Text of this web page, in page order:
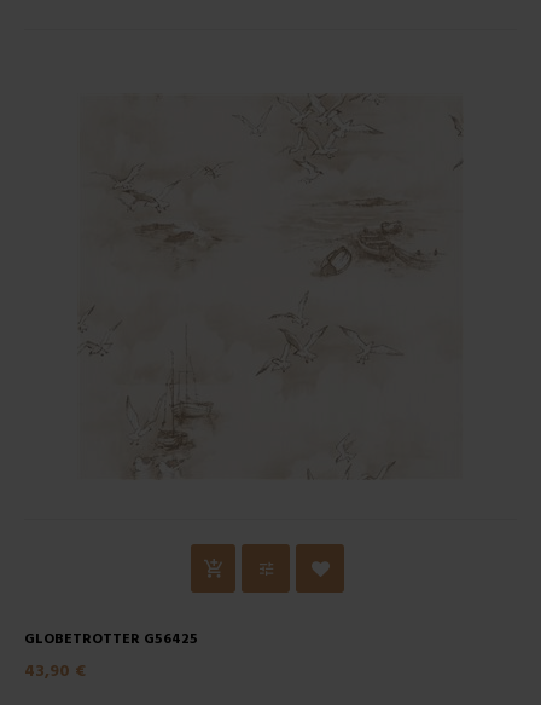
GLOBETROTTER G56425
43,90 €